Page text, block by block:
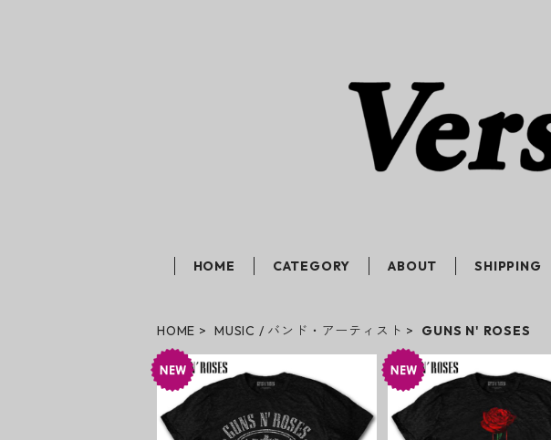
HOME CATEGORY ABOUT SHIPPING
HOME MUSIC / バンド・アーティスト GUNS N' ROSES